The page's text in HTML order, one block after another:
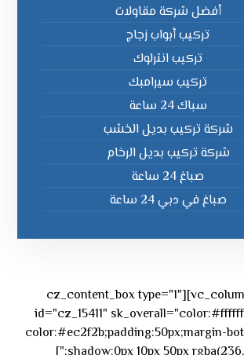
أفضل شركة مقاولات
تركيب أبواب زجاج
تركيب انترلوك
تركيب سيرامبك
سباك 24 ساعة
شركة تركيب بديل الخشب
شركة تركيب بديل الرخام
صباغ 24 ساعة
صباغ في دبي 24 ساعة
[vc_row][vc_column][cz_content_box type="1"
id="cz_15411"
color:#ec2f2b;padding:50px;margin-